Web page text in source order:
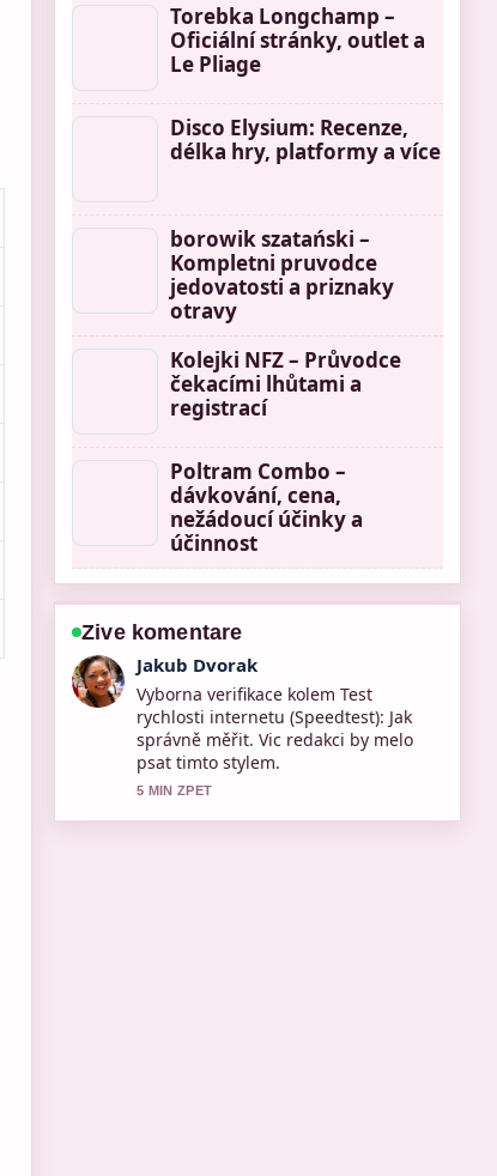
Torebka Longchamp –
Oficiální stránky, outlet a
Le Pliage
Disco Elysium: Recenze,
délka hry, platformy a více
borowik szatański –
Kompletni pruvodce
jedovatosti a priznaky
otravy
Kolejki NFZ – Průvodce
čekacími lhůtami a
registrací
Poltram Combo –
dávkování, cena,
nežádoucí účinky a
účinnost
Zive komentare
Lucie Cerny
Skvele shrnuti k Tomasz Grodzki: Od
skalpela k senátorskému křeslu.... Je
to nejprehlednejsi souhrn, ktery jsem
dnes videl.
7 MIN ZPET